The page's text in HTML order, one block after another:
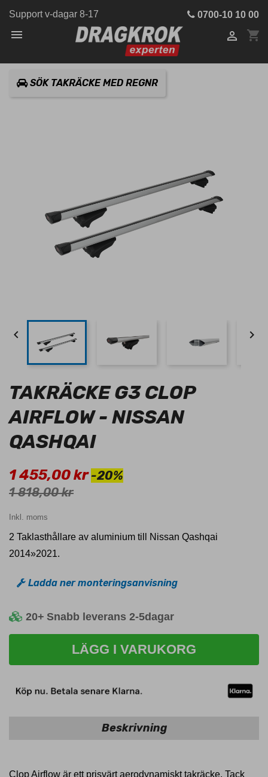
Support v-dagar 8-17 0700-10 10 00
 shopping_cart

SÖK TAKRÄCKE MED REGNR
 
TAKRÄCKE G3 CLOP
AIRFLOW - NISSAN
QASHQAI
1 455,00 kr -20%
1 818,00 kr
Inkl. moms
2 Taklasthållare av aluminium till Nissan Qashqai
2014»2021.
Ladda ner monteringsanvisning
20+ Snabb leverans 2-5dagar
LÄGG I VARUKORG
Beskrivning
Clop Airflow är ett prisvärt aerodynamiskt takräcke. Tack